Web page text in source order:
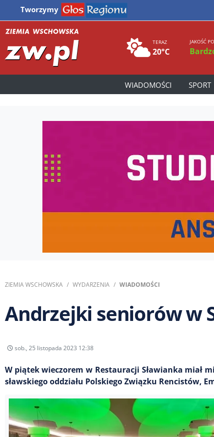
Tworzymy
TERAZ
20°C
JAKOŚĆ
WIADOMOŚCI SPORT
ZIEMIA WSCHOWSKA WYDARZENIA WIADOMOŚCI
Andrzejki seniorów w
sob., 25 listopada 2023 12:38
W piątek wieczorem w Restauracji Sławianka miał
sławskiego oddziału Polskiego Związku Rencistów,